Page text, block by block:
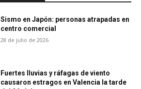
Sismo en Japón: personas atrapadas en
centro comercial
28 de julio de 2026
Fuertes lluvias y ráfagas de viento
causaron estragos en Valencia la tarde